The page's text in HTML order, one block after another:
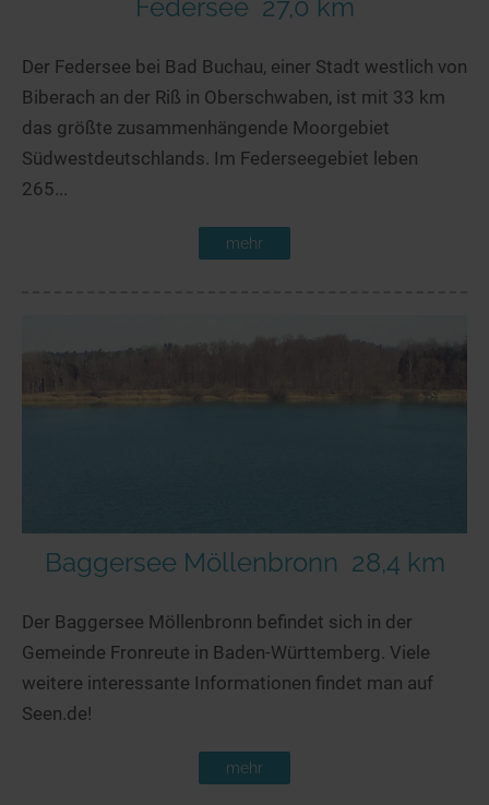
Federsee 27,0 km
Der Federsee bei Bad Buchau, einer Stadt westlich von
Biberach an der Riß in Oberschwaben, ist mit 33 km
das größte zusammenhängende Moorgebiet
Südwestdeutschlands. Im Federseegebiet leben
265...
mehr
Baggersee Möllenbronn 28,4 km
Der Baggersee Möllenbronn befindet sich in der
Gemeinde Fronreute in Baden-Württemberg. Viele
weitere interessante Informationen findet man auf
Seen.de!
mehr